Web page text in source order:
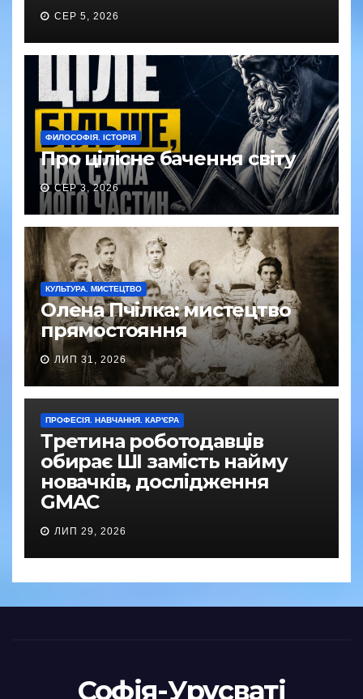
СЕР 5, 2026
ФИЛОСОФІЯ. ІСТОРІЯ
Про цілісне бачення світу
СЕР 3, 2026
КУЛЬТУРА. МИСТЕЦТВО
Олена Пчілка: мистецтво
прямостояння
ЛИП 31, 2026
ПРОФЕСІЯ. НАВЧАННЯ. КАР'ЄРА
Третина роботодавців
обирає ШІ замість найму
новачків, дослідження
GMAC
ЛИП 29, 2026
Софія-Урусваті